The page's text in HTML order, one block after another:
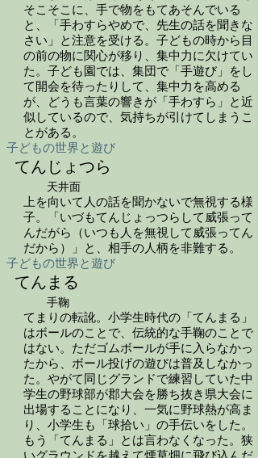
そこそこに、手で物をもてあそんでいる
と、「手わすらやめで、先生の話を聞きな
さい」と注意を受ける。子どもの時から目
の前の物に関心が移り、集中力に欠けてい
た。子ども園では、集団で「手遊び」をし
て開会を待ったりして、集中力を高める
が、どうも言葉の響きが「手わすら」と近
似しているので、気持ちが引けてしまうこ
とがある。
子どもの世界と遊び
てんじょつら
天井面
上を向いて人の話を聞かないで無視する様
子。「いづもてんじょっつらして威張って
んだがら（いつも人を無視して威張ってん
だから）」と、相手の人柄を非難する。
子どもの世界と遊び
てんまる
手鞠
てまりの転訛。小学生時代の「てんまる」
はボールのことで、伝統的な手鞠のことで
はない。ただゴムボールが手に入らなかっ
たから、ボール投げの遊びは普及しなかっ
た。やがて同じグランドで練習していた中
学生の野球部が郡大会を勝ち抜き県大会に
出場することになり、一気に野球熱が高ま
り、小学生も「球拾い」の手伝いをした。
もう「てんまる」とは言わなくなった。狭